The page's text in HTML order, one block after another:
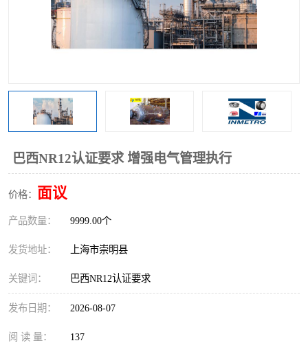
巴西NR12认证要求 增强电气管理执行
价格： 面议
产品数量： 9999.00个
发货地址： 上海市崇明县
关键词： 巴西NR12认证要求
发布日期： 2026-08-07
阅 读 量： 137